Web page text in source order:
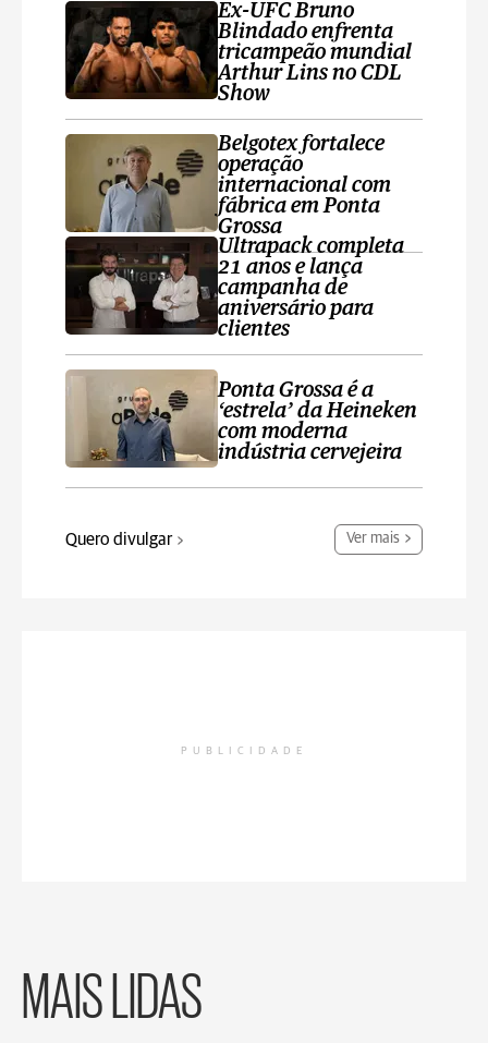
Ex-UFC Bruno
Blindado enfrenta
tricampeão mundial
Arthur Lins no CDL
Show
Belgotex fortalece
operação
internacional com
fábrica em Ponta
Grossa
Ultrapack completa
21 anos e lança
campanha de
aniversário para
clientes
Ponta Grossa é a
‘estrela’ da Heineken
com moderna
indústria cervejeira
Quero divulgar Ver mais
PUBLICIDADE
MAIS LIDAS